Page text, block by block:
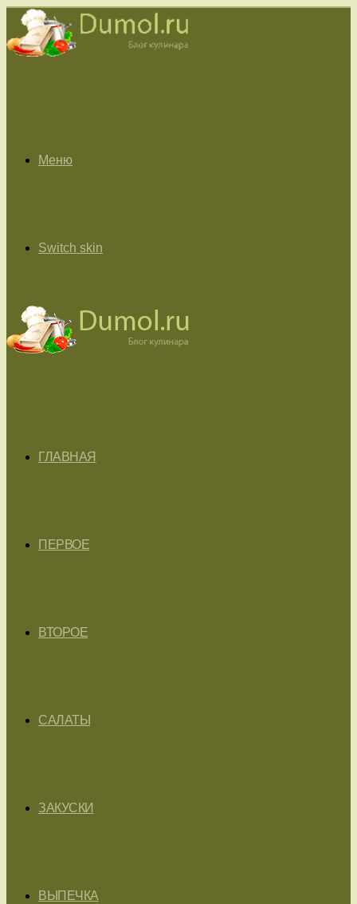
Меню
Switch skin
ГЛАВНАЯ
ПЕРВОЕ
ВТОРОЕ
САЛАТЫ
ЗАКУСКИ
ВЫПЕЧКА